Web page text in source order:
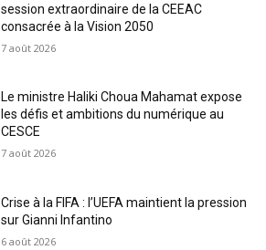
session extraordinaire de la CEEAC
consacrée à la Vision 2050
7 août 2026
Le ministre Haliki Choua Mahamat expose
les défis et ambitions du numérique au
CESCE
7 août 2026
Crise à la FIFA : l’UEFA maintient la pression
sur Gianni Infantino
6 août 2026